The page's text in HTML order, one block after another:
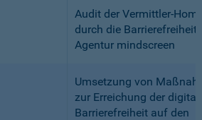
Audit der Vermittler-
durch die
Agentur mindscreen
Umsetzung von
zur Erreichung der
Barrierefreiheit auf den